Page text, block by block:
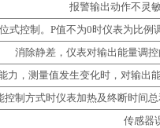
报警输出动作不灵
式控制。P值不为0时仪表为比例
消除静差，仪表对输出能量调
力，测量值发生变化时，对输出
控制方式时仪表加热及终断时间总
传感器